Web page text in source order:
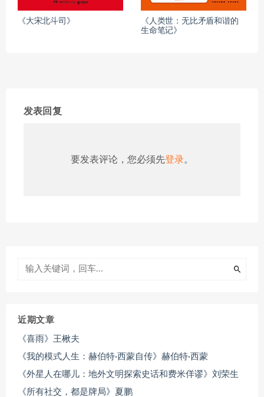
《大宋北斗司》
《人类世：无比矛盾和谐的
生命笔记》
发表回复
要发表评论，您必须先登录。
近期文章
《喜雨》王楸夫
《我的模式人生：赫伯特·西蒙自传》赫伯特·西蒙
《外星人在哪儿：地外文明探索史话和费米佯谬》刘荣生
《所有社交，都是牌局》夏鹏